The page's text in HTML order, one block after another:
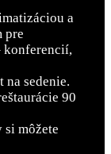
a
pre
konferencií,
na sedenie.
90
si môžete